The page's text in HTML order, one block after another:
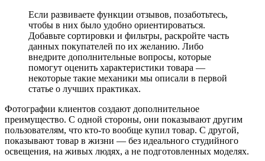
Если развиваете функции отзывов, позаботьтесь,
чтобы в них было удобно ориентироваться.
Добавьте сортировки и фильтры, раскройте часть
данных покупателей по их желанию. Либо
внедрите дополнительные вопросы, которые
помогут оценить характеристики товара —
некоторые такие механики мы описали в первой
статье о лучших практиках.
Фотографии клиентов создают дополнительное
преимущество. С одной стороны, они показывают другим
пользователям, что кто-то вообще купил товар. С другой,
показывают товар в жизни — без идеального студийного
освещения, на живых людях, а не подготовленных моделях.